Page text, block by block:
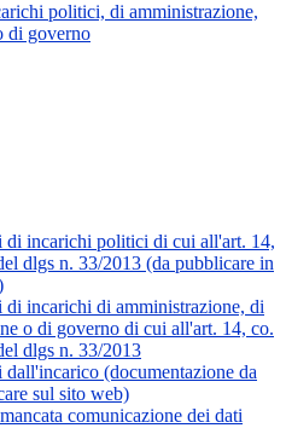
politici, di amministrazione,
di governo
di incarichi politici di cui all'art. 14,
dlgs n. 33/2013 (da pubblicare in
di incarichi di amministrazione, di
o di governo di cui all'art. 14, co.
dlgs n. 33/2013
dall'incarico (documentazione da
sul sito web)
comunicazione dei dati